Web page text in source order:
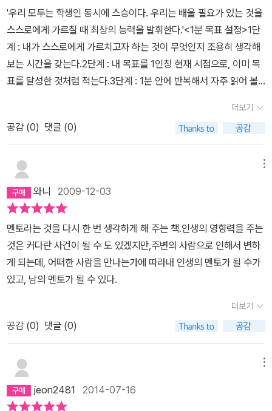
'우리 모두는 학생인 동시에 스승이다. 우리는 배울 필요가 있는 것을
스스로에게 가르칠 때 최상의 능력을 발휘한다.'<1분 목표 설정>1단
계 : 내가 스스로에게 가르치고자 하는 것이 무엇인지 조용히 생각해
보는 시간을 갖는다.2단계 : 내 목표를 1인칭 현재 시점으로, 이미 목
표를 달성한 것처럼 적는다.3단계 : 1분 안에 반복해서 자주 읽어 볼
날짜까지 포함해서 구체적으로 적는다.5단계 :목표를 달성했을 때의
기분을 상상하며 긍정적인 단어로 목표를 기록한다.6단계 : 날마다
여러 차례 1분씩 투자해서 내 행동과 목표를 돌아보고, 행동이 목표에
부합하는지 살펴본다.(^@^ 이 책을 보고 내가 적어둔 목표 중 제일
나는 내 모교에서 사회문화를 가르치고 있다!' 내 모교로 교사가 되서
돌아간다면 참 기쁠테다. 일어났을 때, 책상 앞에 앉았을 때, 잠이 들
때 마다 1분씩 나 자신의 행동이 올해의 합격을 위한 내 목표와 부합
하는지 반성할 것이다.)<1분 칭찬 실천>1단계 : 내가 뭔가 잘한 일이
있을 때에는 즉석에서 스스로를 칭찬한다.2단계 : 옳은 일을 했을 때
에는 그 즉시 칭찬하고, 자기가 잘한 일이나 잘한 편에 드는 일이 구체
적으로 자신에게 말해준다.3단계 : 내가 한 일에 대해 스스로 얼마나
기분 좋게 느끼고 있는지를 자신에게 말해 준다. 실제로 그런 기분을
다.5단계 : 자신이 그와 같은 훌륭한 행동 방식을 유지할 수 있도록 스
스로를 독려한다. 내자신과 나의 행동으로 인해 이런 좋은 기분 상태
에 다시 빠져드는 게 얼마나 바람직한 일인지 스스로 생각해 본다. <1
더보기
공감 (0) 댓글 (0)
와니 2009-12-03
멘토라는 것을 다시 한 번 생각하게 해 주는 책.인생의 영향력을 주는
것은 커다란 사건이 될 수 도 있겠지만,주변의 사람으로 인해서 변하
게 되는데, 어떠한 사람을 만나는가에 따라내 인생의 멘토가 될 수가
있고, 남의 멘토가 될 수 있다.
더보기
공감 (0) 댓글 (0)
jeon2481 2014-07-16